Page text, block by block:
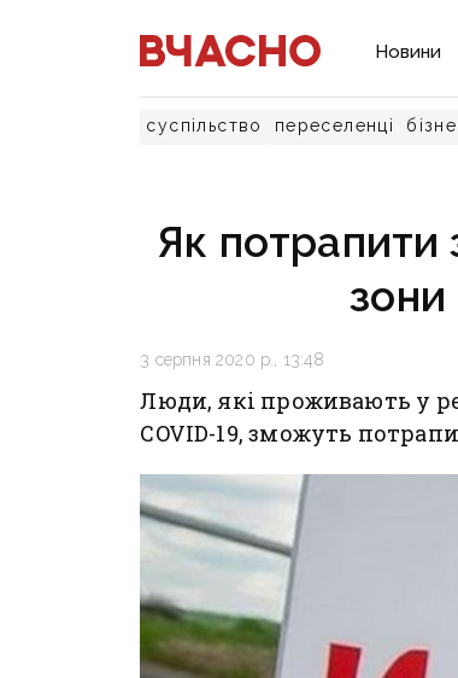
Новини
суспільство переселенці
Як потрапити
3 серпня 2020 р., 13:48
Люди, які проживають у
COVID-19, зможуть